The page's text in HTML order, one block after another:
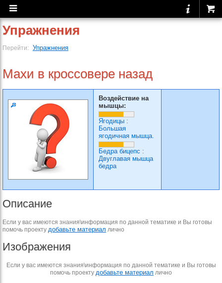
Упражнения
Перейти: Упражнения
Махи в кроссовере назад
Воздействие на
мышцы:
Ягодицы :
Большая
ягодичная мышца.
Бедра бицепс :
Двуглавая мышца
бедра
Описание
Если у вас имеются знания\информация по данной тематике и Вы готовы
помочь проекту добавьте материал лично
Изображения
Если у вас имеются знания\информация по данной тематике и Вы готовы
помочь проекту добавьте материал лично